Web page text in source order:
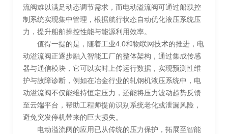
流阀难以满足动态调节需求，而电动溢流阀可通过船载控
制系统实现集中管理，根据航行状态自动优化液压系统压
力，提升船舶操控性能与能源利用效率。
值得一提的是，随着工业4.0和物联网技术的推进，电
动溢流阀正逐步融入智能工厂的整体架构，通过集成传感
器与通信模块，它可以实时上传运行数据，实现预测性维
护与故障诊断，例如在冶金行业的轧钢机液压系统中，电
动溢流阀不仅能维持恒定压力，还能将压力波动趋势反馈
至云端平台，帮助工程师提前识别系统老化或泄漏风险，
避免突发停机带来的巨大损失。
电动溢流阀的应用已从传统的压力保护，拓展至智能